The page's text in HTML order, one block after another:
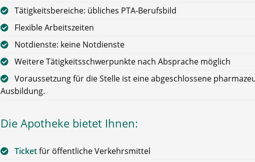
Tätigkeitsbereiche: übliches PTA-Berufsbild
Flexible Arbeitszeiten
Notdienste: keine Notdienste
Weitere Tätigkeitsschwerpunkte nach Absprache möglich
Voraussetzung für die Stelle ist eine abgeschlossene
Ausbildung.
Die Apotheke bietet Ihnen:
Ticketfür öffentliche Verkehrsmittel